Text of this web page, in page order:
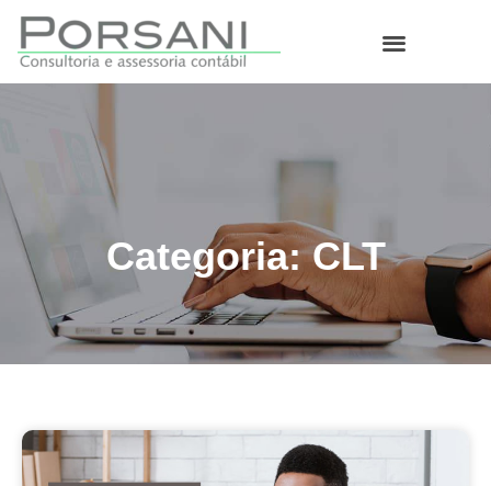
Categoria: CLT